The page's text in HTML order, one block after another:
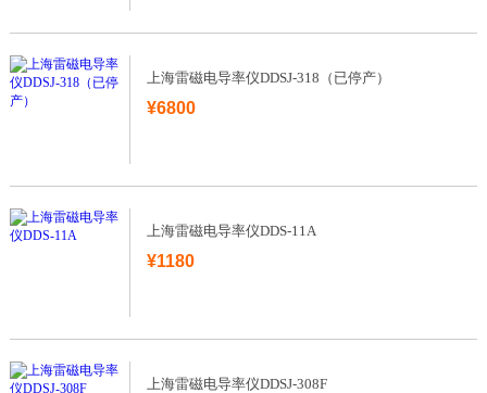
上海雷磁电导率仪DDSJ-318（已停产）
¥6800
上海雷磁电导率仪DDS-11A
¥1180
上海雷磁电导率仪DDSJ-308F